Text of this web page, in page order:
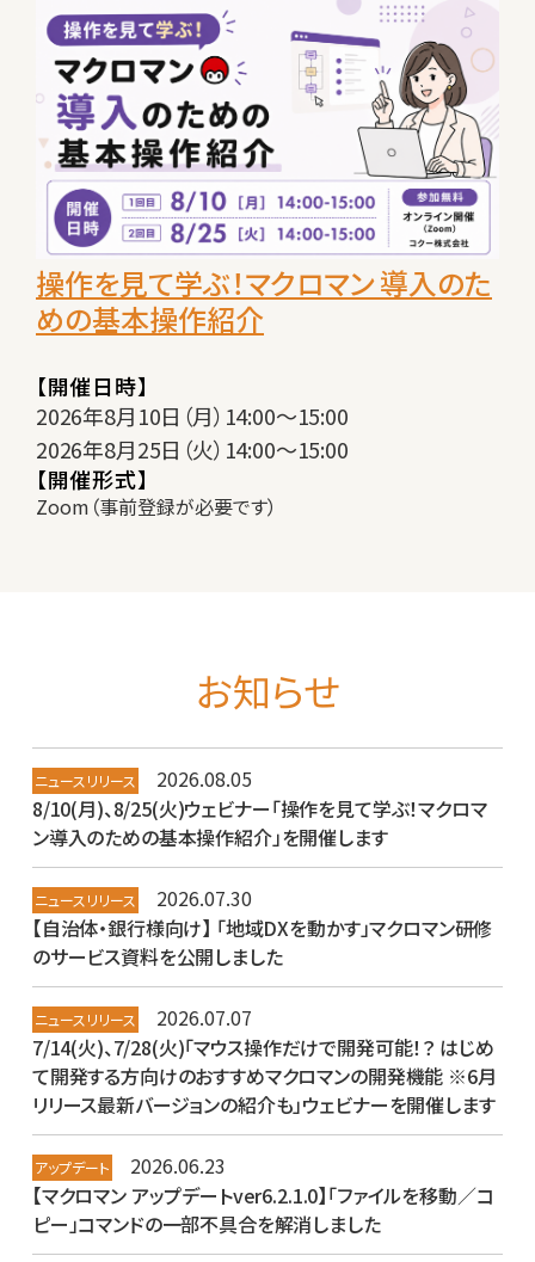
操作を見て学ぶ！マクロマン 導入のた
めの基本操作紹介
【開催日時】
2026年8月10日（月）14:00～15:00
2026年8月25日（火）14:00～15:00
【開催形式】
Zoom（事前登録が必要です）
お知らせ
ニュースリリース
2026.08.05
8/10(月)、8/25(火)ウェビナー「操作を見て学ぶ！マクロマ
ン導入のための基本操作紹介」を開催します
ニュースリリース
2026.07.30
【自治体・銀行様向け】 「地域DXを動かす」マクロマン研修
のサービス資料を公開しました
ニュースリリース
2026.07.07
7/14(火)、7/28(火)「マウス操作だけで開発可能！？ はじめ
て開発する方向けのおすすめマクロマンの開発機能 ※6月
リリース最新バージョンの紹介も」ウェビナーを開催します
アップデート
2026.06.23
【マクロマン アップデートver6.2.1.0】「ファイルを移動／コ
ピー」コマンドの一部不具合を解消しました